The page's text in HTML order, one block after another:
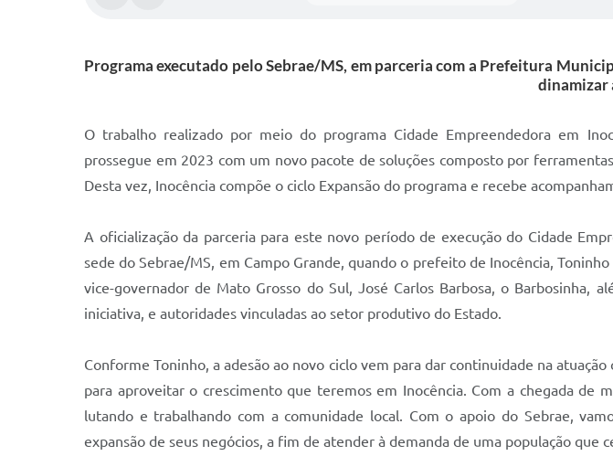
Programa executado pelo Sebrae/MS, em parceria com a Prefeitura
dinamizar
O trabalho realizado por meio do programa Cidade Empreendedora em
prossegue em 2023 com um novo pacote de soluções composto por
Desta vez, Inocência compõe o ciclo Expansão do programa e recebe
A oficialização da parceria para este novo período de execução do Cidade
sede do Sebrae/MS, em Campo Grande, quando o prefeito de Inocência,
vice-governador de Mato Grosso do Sul, José Carlos Barbosa, o
iniciativa, e autoridades vinculadas ao setor produtivo do Estado.
Conforme Toninho, a adesão ao novo ciclo vem para dar continuidade na
para aproveitar o crescimento que teremos em Inocência. Com a chegada de
lutando e trabalhando com a comunidade local. Com o apoio do Sebrae,
expansão de seus negócios, a fim de atender à demanda de uma população